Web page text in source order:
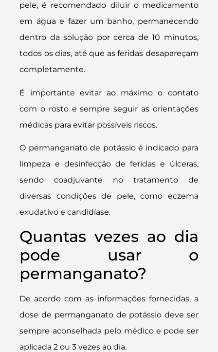
pele, é recomendado diluir o medicamento
em água e fazer um banho, permanecendo
dentro da solução por cerca de 10 minutos,
todos os dias, até que as feridas desapareçam
completamente.
É importante evitar ao máximo o contato
com o rosto e sempre seguir as orientações
médicas para evitar possíveis riscos.
O permanganato de potássio é indicado para
limpeza e desinfecção de feridas e úlceras,
sendo coadjuvante no tratamento de
diversas condições de pele, como eczema
exudativo e candidíase.
Quantas vezes ao dia
pode usar o
permanganato?
De acordo com as informações fornecidas, a
dose de permanganato de potássio deve ser
sempre aconselhada pelo médico e pode ser
aplicada 2 ou 3 vezes ao dia.